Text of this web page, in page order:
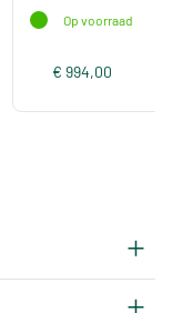
Op voorraad
€ 994,00